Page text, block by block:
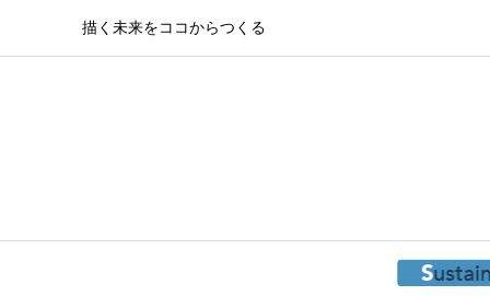
描く未来をココからつくる